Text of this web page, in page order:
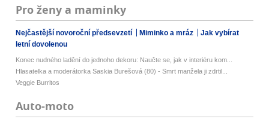
Pro ženy a maminky
Nejčastější novoroční předsevzetí Miminko a mráz
Jak vybírat
letní dovolenou
Konec nudného ladění do jednoho dekoru: Naučte se, jak v interiéru kom...
Hlasatelka a moderátorka Saskia Burešová (80) - Smrt manžela ji zdrtil...
Veggie Burritos
Auto-moto